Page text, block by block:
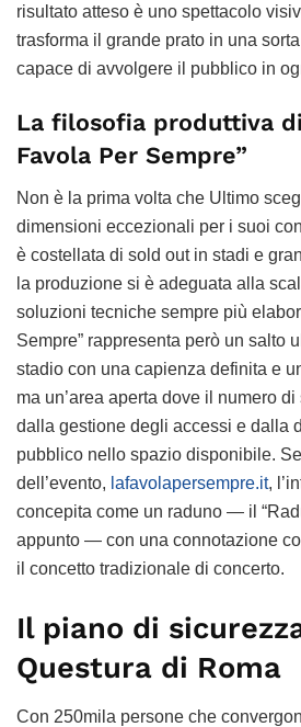
risultato atteso è uno spettacolo
trasforma il grande prato in una
capace di avvolgere il pubblico in
La filosofia produttiva
Favola Per Sempre”
Non è la prima volta che Ultimo
dimensioni eccezionali per i suoi
è costellata di sold out in stadi e
la produzione si è adeguata alla
soluzioni tecniche sempre più
Sempre” rappresenta però un salto
stadio con una capienza definita e
ma un’area aperta dove il numero
dalla gestione degli accessi e dalla
pubblico nello spazio disponibile.
dell’evento, lafavolapersempre.it,
concepita come un raduno — il
appunto — con una connotazione
il concetto tradizionale di concerto.
Il piano di
Questura di Roma
Con 250mila persone che